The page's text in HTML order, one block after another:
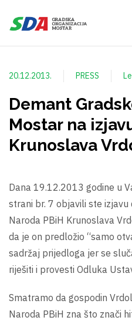
20.12.2013. PRESS
Demant
Mostar na
Krunoslava
Dana 19.12.2013 godine u
strani br. 7 objavili ste izjavu
Naroda PBiH Krunoslava
da je on predložio “samo
sadržaj prijedloga jer se
riješiti i provesti Odluka
Smatramo da gospodin
Naroda PBiH zna što znači